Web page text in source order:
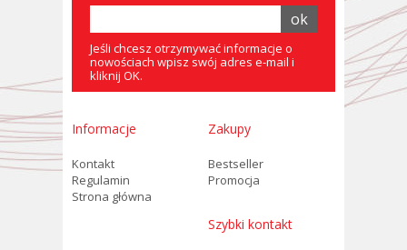
Jeśli chcesz otrzymywać informacje o
nowościach wpisz swój adres e-mail i
kliknij OK.
Informacje
Kontakt
Regulamin
Strona główna
Zakupy
Bestseller
Promocja
Szybki kontakt